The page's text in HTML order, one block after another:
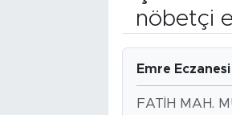
nöbetçi
Emre Eczanesi
FATİH MAH.